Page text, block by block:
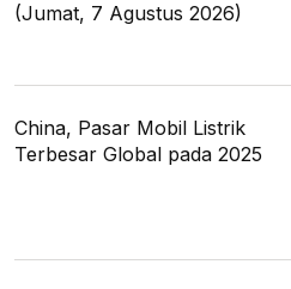
(Jumat, 7 Agustus 2026)
China, Pasar Mobil Listrik
Terbesar Global pada 2025